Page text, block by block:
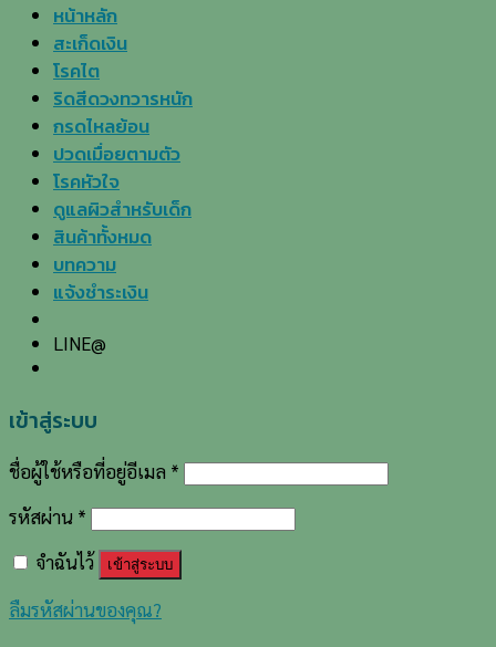
หน้าหลัก
สะเก็ดเงิน
โรคไต
ริดสีดวงทวารหนัก
กรดไหลย้อน
ปวดเมื่อยตามตัว
โรคหัวใจ
ดูแลผิวสำหรับเด็ก
สินค้าทั้งหมด
บทความ
แจ้งชำระเงิน
LINE@
เข้าสู่ระบบ
ชื่อผู้ใช้หรือที่อยู่อีเมล *
รหัสผ่าน *
จำฉันไว้
เข้าสู่ระบบ
ลืมรหัสผ่านของคุณ?